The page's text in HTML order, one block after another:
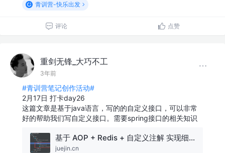
青训营-快乐出发
评论 点赞
重剑无锋_大巧不工
3年前
#青训营笔记创作活动#
2月17日 打卡day26
这篇文章是基于java语言，写的的自定义接口，可以非常
好的帮助我们写自定义接口。需要spring接口的相关知识
基于 AOP + Redis + 自定义注解 实现细粒度的接口IP访问限制 | 开源微服务项目
juejin.cn